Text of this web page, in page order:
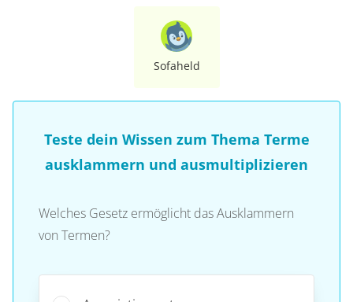
Sofaheld
Teste dein Wissen zum Thema Terme
ausklammern und ausmultiplizieren
Welches Gesetz ermöglicht das Ausklammern
von Termen?